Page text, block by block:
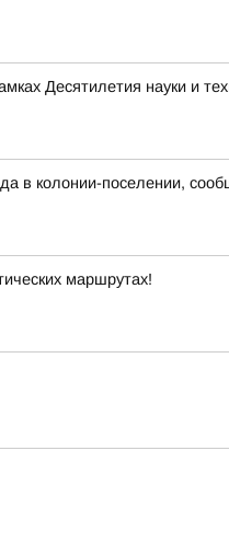
Десятилетия науки и
в колонии-поселении,
маршрутах!